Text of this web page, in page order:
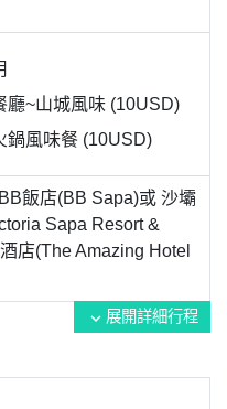
廳~山城風味 (10USD)
鍋風味餐 (10USD)
飯店(BB Sapa)或 沙壩
Sapa Resort &
店(The Amazing Hotel
expand_more 展開詳細行程